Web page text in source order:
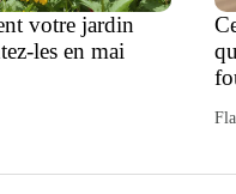
votre jardin
les en mai